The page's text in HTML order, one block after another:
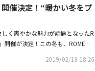
て活動しました。今年の頭に
で契約解除になったことを発
でのリリースはなく、今年の活
サバイバル番組「SIXTEEN」を
ているグループは当時としては
に）」「CHEER UP」「LIKEY」
後トロットアルバムを出してステ
なった上でお待ちください。※撮
お撮り直しのご対応は出来ませ
ます。また、身体を密着させる等
ズの強要等の行為はご遠慮下さ
ください。■私物サイン会（個
/ 開演 19:002019年5月18日
年 5月19日（日）1部 開場 12:30
場 13:30 / 開演 14:002部 開場
部 開場 18:30 / 開演 19:0020
演18:002019年 6月24日（月）1
TOWN HALL＜チケット＞○料金
催決定！“暖かい冬をプ
く爽やかな魅力が話題となったR
開催が決定！この冬も、ROMEO
報ROMEO 2019 JAPAN 1st LIVE
2019/02/18 18:26